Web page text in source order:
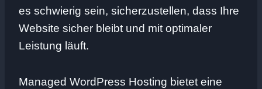
es schwierig sein, sicherzustellen, dass Ihre
Website sicher bleibt und mit optimaler
Leistung läuft.
Managed WordPress Hosting bietet eine